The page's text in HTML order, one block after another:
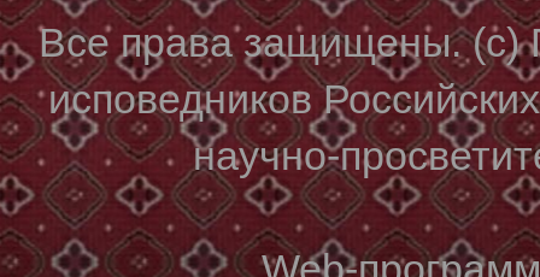
Все права защищены. (с)
исповедников
научно-